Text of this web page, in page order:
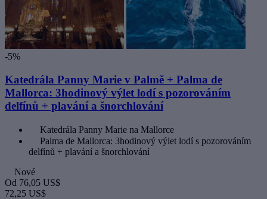
-5%
Katedrála Panny Marie v Palmě + Palma de
Mallorca: 3hodinový výlet lodí s pozorováním
delfínů + plavání a šnorchlování
Katedrála Panny Marie na Mallorce
Palma de Mallorca: 3hodinový výlet lodí s pozorováním
delfínů + plavání a šnorchlování
Nové
Od 76,05 US$
72,25 US$